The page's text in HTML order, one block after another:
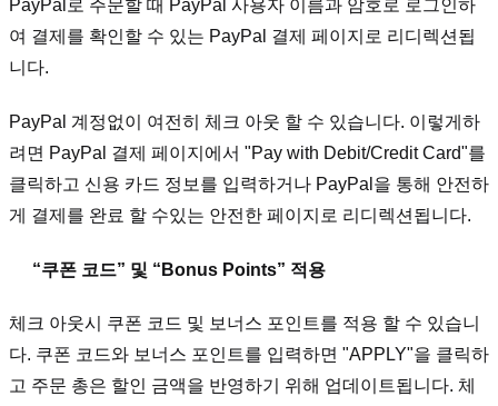
PayPal로 주문할 때 PayPal 사용자 이름과 암호로 로그인하
여 결제를 확인할 수 있는 PayPal 결제 페이지로 리디렉션됩
니다.
PayPal 계정없이 여전히 체크 아웃 할 수 있습니다. 이렇게하
려면 PayPal 결제 페이지에서 "Pay with Debit/Credit Card"를
클릭하고 신용 카드 정보를 입력하거나 PayPal을 통해 안전하
게 결제를 완료 할 수있는 안전한 페이지로 리디렉션됩니다.
“쿠폰 코드” 및 “Bonus Points” 적용
체크 아웃시 쿠폰 코드 및 보너스 포인트를 적용 할 수 있습니
다. 쿠폰 코드와 보너스 포인트를 입력하면 "APPLY"을 클릭하
고 주문 총은 할인 금액을 반영하기 위해 업데이트됩니다. 체